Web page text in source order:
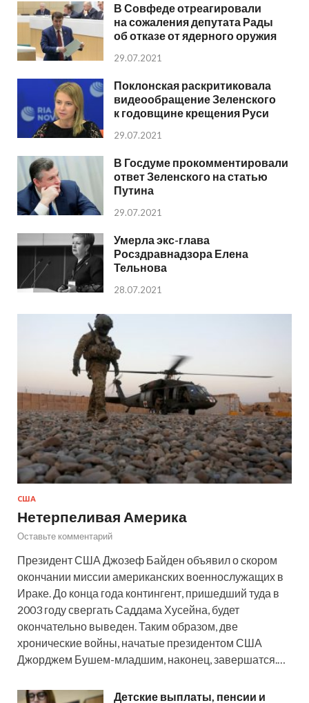
В Совфеде отреагировали
на сожаления депутата Рады
об отказе от ядерного оружия
29.07.2021
Поклонская раскритиковала
видеообращение Зеленского
к годовщине крещения Руси
29.07.2021
В Госдуме прокомментировали
ответ Зеленского на статью
Путина
29.07.2021
Умерла экс-глава
Росздравнадзора Елена
Тельнова
28.07.2021
США
Нетерпеливая Америка
Оставьте комментарий
Президент США Джозеф Байден объявил о скором
окончании миссии американских военнослужащих в
Ираке. До конца года контингент, пришедший туда в
2003 году свергать Саддама Хусейна, будет
окончательно выведен. Таким образом, две
хронические войны, начатые президентом США
Джорджем Бушем-младшим, наконец, завершатся.…
Детские выплаты, пенсии и